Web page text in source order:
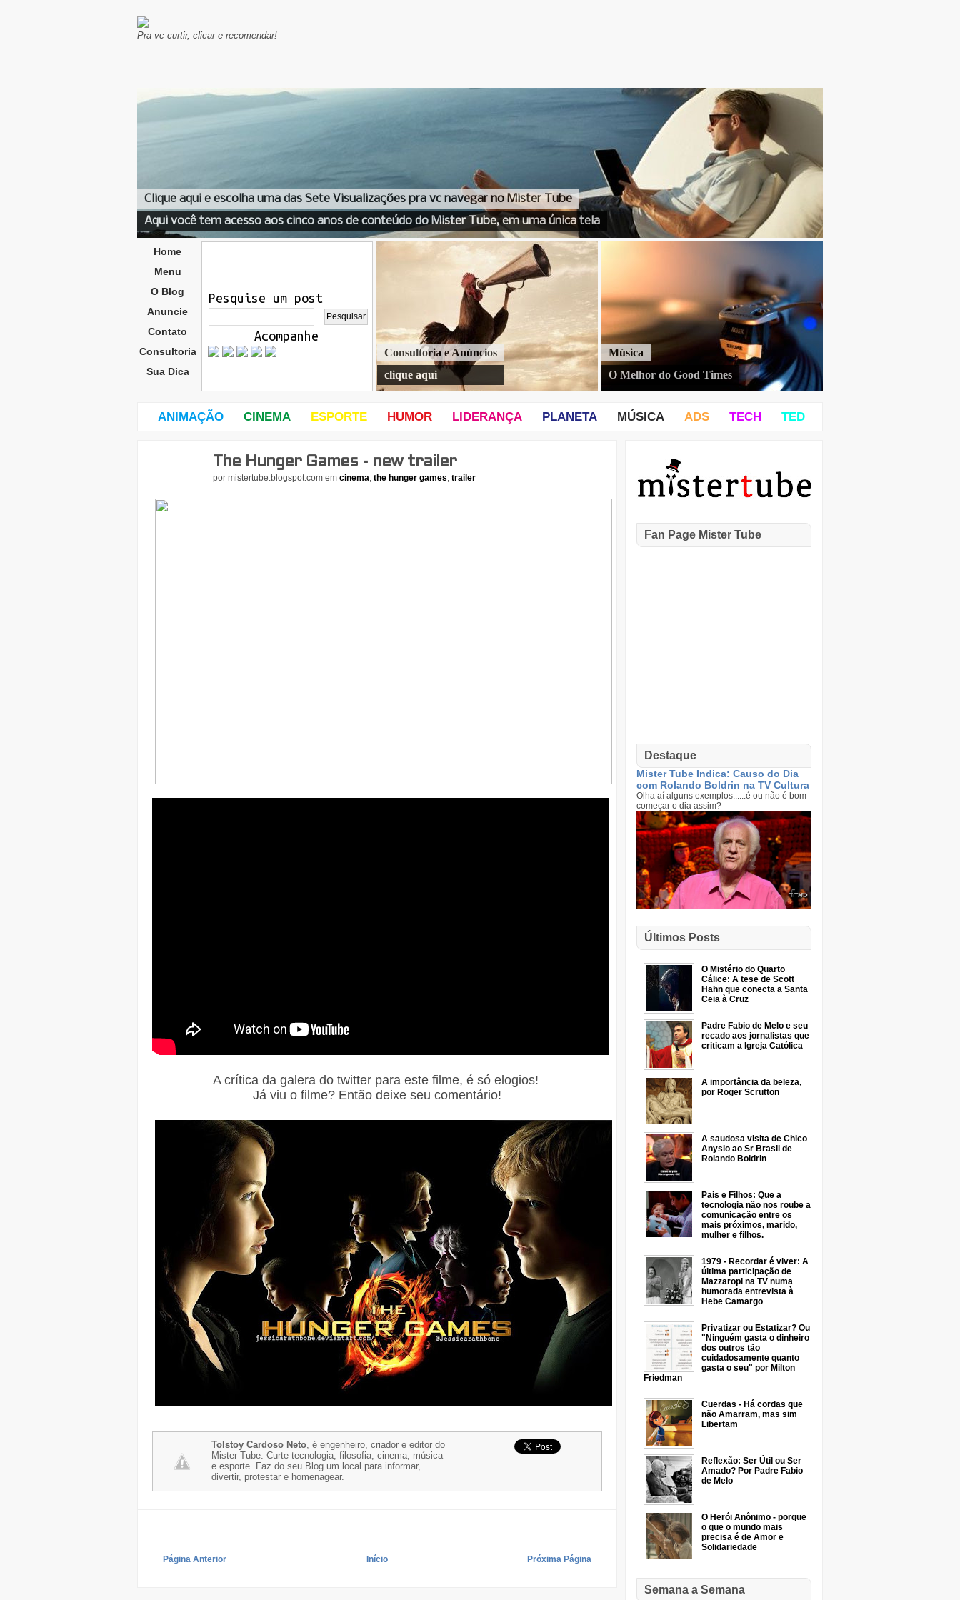
Pra vc curtir, clicar e recomendar!
Clique aqui e escolha uma das Sete Visualizações pra vc navegar no Mister Tube
Aqui você tem acesso aos cinco anos de conteúdo do Mister Tube, em uma única tela
Home
Menu
O Blog
Anuncie
Contato
Consultoria
Sua Dica
Pesquise um post
Acompanhe
Música
O Melhor do Good Times
Consultoria e Anúncios
clique aqui
ANIMAÇÃO CINEMA ESPORTE HUMOR LIDERANÇA PLANETA MÚSICA ADS TECH TED
de
The Hunger Games - new trailer
por mistertube.blogspot.com em cinema, the hunger games, trailer
A crítica da galera do twitter para este filme, é só elogios!
Já viu o filme? Então deixe seu comentário!
Tolstoy Cardoso Neto, é engenheiro, criador e editor do
Mister Tube. Curte tecnologia, filosofia, cinema, música
e esporte. Faz do seu Blog um local para informar,
divertir, protestar e homenagear.
Página Anterior Próxima Página
Início
Fan Page Mister Tube
Destaque
Mister Tube Indica: Causo do Dia
com Rolando Boldrin na TV Cultura
Olha aí alguns exemplos......é ou não é bom
começar o dia assim?
Últimos Posts
O Mistério do Quarto
Cálice: A tese de Scott
Hahn que conecta a Santa
Ceia à Cruz
Padre Fabio de Melo e seu
recado aos jornalistas que
criticam a Igreja Católica
A importância da beleza,
por Roger Scrutton
A saudosa visita de Chico
Anysio ao Sr Brasil de
Rolando Boldrin
Pais e Filhos: Que a
tecnologia não nos roube a
comunicação entre os
mais próximos, marido,
mulher e filhos.
1979 - Recordar é viver: A
última participação de
Mazzaropi na TV numa
humorada entrevista à
Hebe Camargo
Privatizar ou Estatizar? Ou
"Ninguém gasta o dinheiro
dos outros tão
cuidadosamente quanto
gasta o seu" por Milton
Friedman
Cuerdas - Há cordas que
não Amarram, mas sim
Libertam
Reflexão: Ser Útil ou Ser
Amado? Por Padre Fabio
de Melo
O Herói Anônimo - porque
o que o mundo mais
precisa é de Amor e
Solidariedade
Semana a Semana